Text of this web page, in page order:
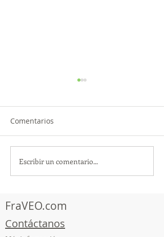
¡Acapulco y Guerrero se
Visten de Fiesta!
Comentarios
Escribir un comentario...
FraVEO.com
Contáctanos